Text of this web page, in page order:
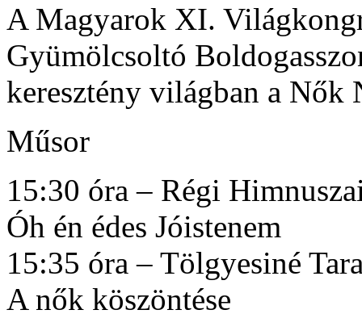
A Magyarok XI.
Gyümölcsoltó
keresztény világban a Nők
Műsor
15:30 óra – Régi
Óh én édes Jóistenem
15:35 óra – Tölgyesiné
A nők köszöntése